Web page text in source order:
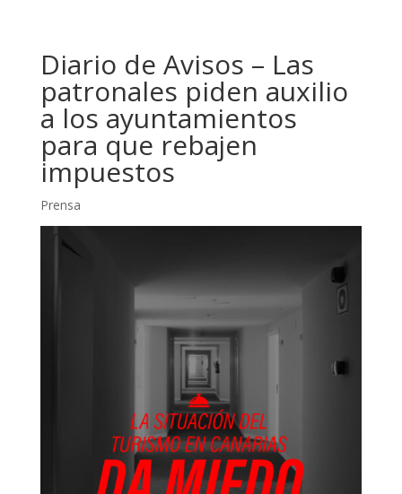
Diario de Avisos – Las
patronales piden auxilio
a los ayuntamientos
para que rebajen
impuestos
Prensa